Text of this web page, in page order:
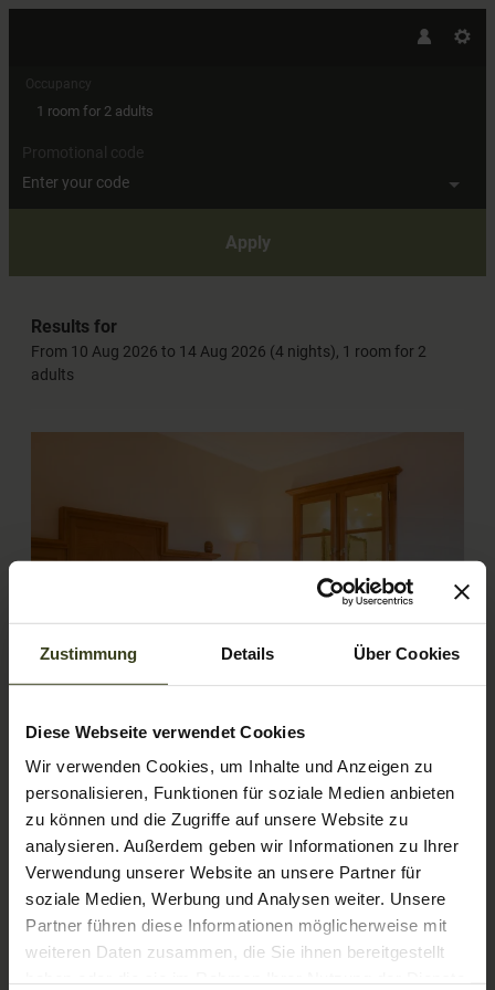
Zustimmung Details Über Cookies
Diese Webseite verwendet Cookies
Wir verwenden Cookies, um Inhalte und Anzeigen zu
personalisieren, Funktionen für soziale Medien anbieten
zu können und die Zugriffe auf unsere Website zu
analysieren. Außerdem geben wir Informationen zu Ihrer
Verwendung unserer Website an unsere Partner für
soziale Medien, Werbung und Analysen weiter. Unsere
Partner führen diese Informationen möglicherweise mit
weiteren Daten zusammen, die Sie ihnen bereitgestellt
Occupancy
1 room for 2 adults
Promotional code
Enter your code
Apply
Results for
From 10 Aug 2026 to 14 Aug 2026 (4 nights), 1 room for 2
adults
Sissysuite
Max: 6 people 61 m2
Mountain view
Bathtub
Balcony/terrace
Shower Television
Show all amenities